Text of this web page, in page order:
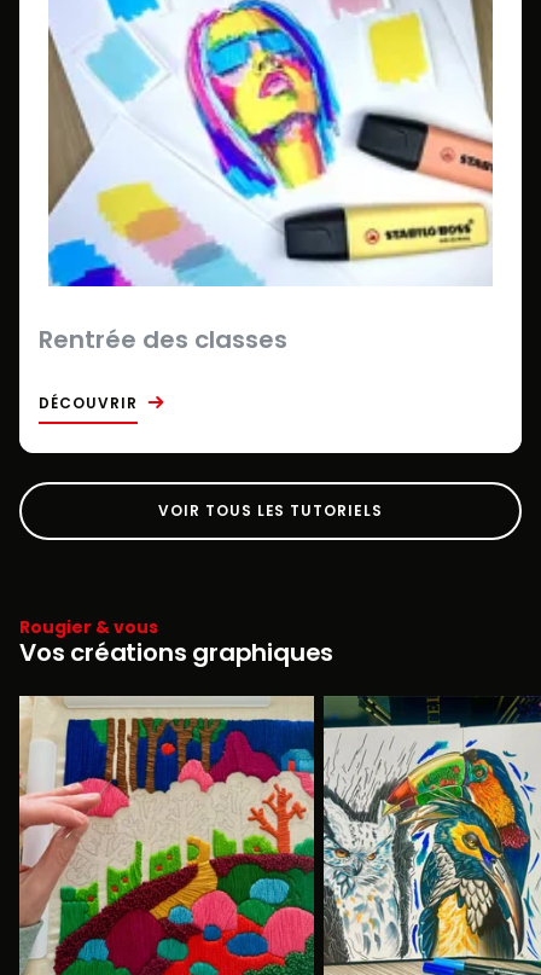
Rentrée des classes
DÉCOUVRIR
VOIR TOUS LES TUTORIELS
Rougier & vous
Vos créations graphiques